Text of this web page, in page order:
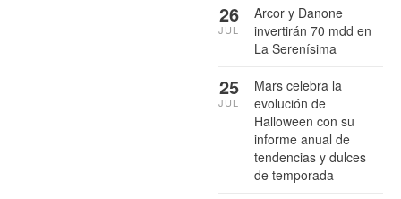
Arcor y Danone
invertirán 70 mdd en
La Serenísima
26
JUL
Mars celebra la
evolución de
Halloween con su
informe anual de
tendencias y dulces
de temporada
25
JUL